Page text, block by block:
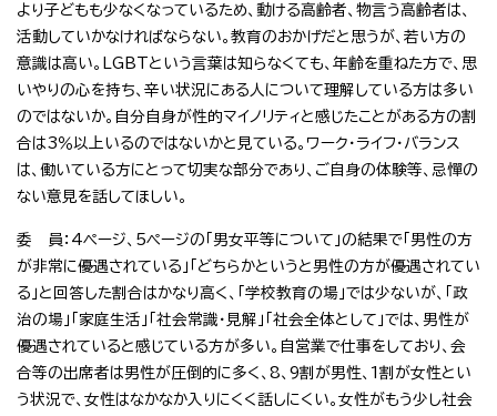
より子どもも少なくなっているため、動ける高齢者、物言う高齢者は、
活動していかなければならない。教育のおかげだと思うが、若い方の
意識は高い。LGBTという言葉は知らなくても、年齢を重ねた方で、思
いやりの心を持ち、辛い状況にある人について理解している方は多い
のではないか。自分自身が性的マイノリティと感じたことがある方の割
合は3％以上いるのではないかと見ている。ワーク・ライフ・バランス
は、働いている方にとって切実な部分であり、ご自身の体験等、忌憚の
ない意見を話してほしい。
委 員：4ページ、5ページの「男女平等について」の結果で「男性の方
が非常に優遇されている」「どちらかというと男性の方が優遇されてい
る」と回答した割合はかなり高く、「学校教育の場」では少ないが、「政
治の場」「家庭生活」「社会常識・見解」「社会全体として」では、男性が
優遇されていると感じている方が多い。自営業で仕事をしており、会
合等の出席者は男性が圧倒的に多く、8、9割が男性、1割が女性とい
う状況で、女性はなかなか入りにくく話しにくい。女性がもう少し社会